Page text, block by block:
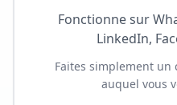
Fonctionne sur
LinkedIn,
Faites simplement un
auquel vous